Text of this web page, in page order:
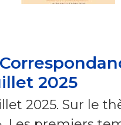
2025
2025. Sur le